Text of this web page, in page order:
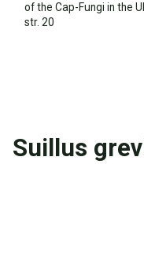
of the Cap-Fungi in the
str. 20
Suillus